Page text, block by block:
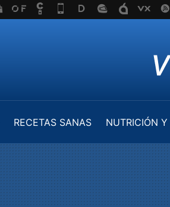
RECETAS SANAS NUTRICIÓN